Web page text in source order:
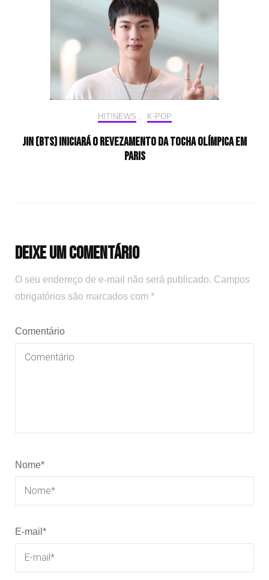
HIT!NEWS , K-POP
Jin (BTS) iniciará o revezamento da tocha olímpica em
Paris
Deixe um comentário
O seu endereço de e-mail não será publicado. Campos
obrigatórios são marcados com *
Comentário
Nome*
E-mail *